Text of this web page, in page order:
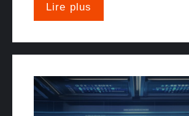
Lire plus